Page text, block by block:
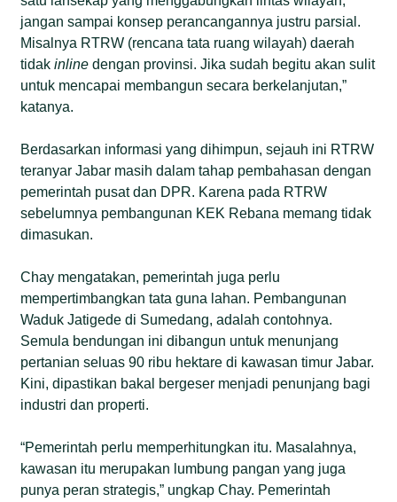
jangan sampai konsep perancangannya justru parsial.
Misalnya RTRW (rencana tata ruang wilayah) daerah
tidakinline dengan provinsi. Jika sudah begitu akan sulit
untuk mencapai membangun secara berkelanjutan,”
katanya.
Berdasarkan informasi yang dihimpun, sejauh ini RTRW
teranyar Jabar masih dalam tahap pembahasan dengan
pemerintah pusat dan DPR. Karena pada RTRW
sebelumnya pembangunan KEK Rebana memang tidak
dimasukan.
Chay mengatakan, pemerintah juga perlu
mempertimbangkan tata guna lahan. Pembangunan
Waduk Jatigede di Sumedang, adalah contohnya.
Semula bendungan ini dibangun untuk menunjang
pertanian seluas 90 ribu hektare di kawasan timur Jabar.
Kini, dipastikan bakal bergeser menjadi penunjang bagi
industri dan properti.
“Pemerintah perlu memperhitungkan itu. Masalahnya,
kawasan itu merupakan lumbung pangan yang juga
punya peran strategis,” ungkap Chay. Pemerintah